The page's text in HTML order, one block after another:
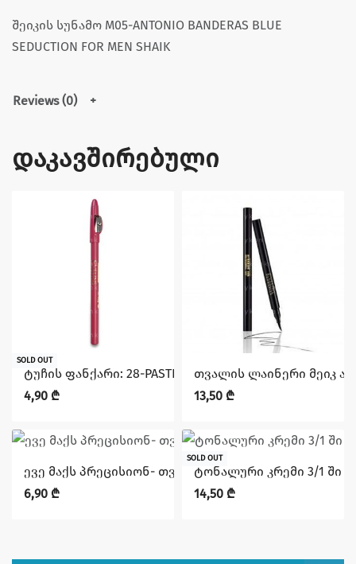
შეიკის სუნამო M05-ANTONIO BANDERAS BLUE
SEDUCTION FOR MEN SHAIK
Reviews (0)
დაკავშირებული
SOLD OUT
ტუჩის ფანქარი: 28-PASTEL PINK ჯგუფიდან MAX
4,90 ₾
თვალის ლაინერი მეიკ აპ
13,50 ₾
ევე მაქს პრეცისიონ- თვალის კონტურის ფანქარი
6,90 ₾
SOLD OUT
ტონალური კრემი 3/1 ში
14,50 ₾